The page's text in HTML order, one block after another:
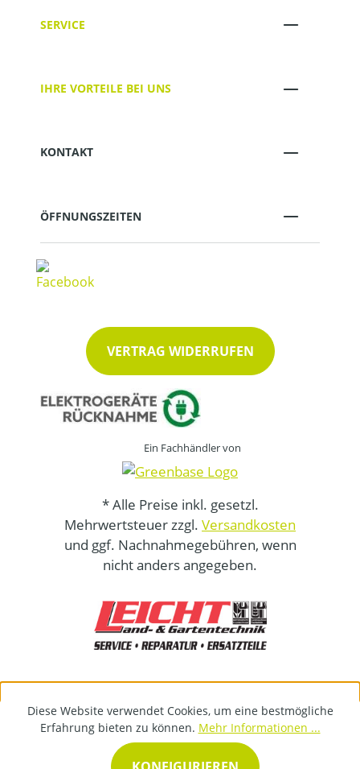
SERVICE
IHRE VORTEILE BEI UNS
KONTAKT
ÖFFNUNGSZEITEN
VERTRAG WIDERRUFEN
Ein Fachhändler von
* Alle Preise inkl. gesetzl.
Mehrwertsteuer zzgl. Versandkosten
und ggf. Nachnahmegebühren, wenn
nicht anders angegeben.
Diese Website verwendet Cookies, um eine bestmögliche
Erfahrung bieten zu können. Mehr Informationen ...